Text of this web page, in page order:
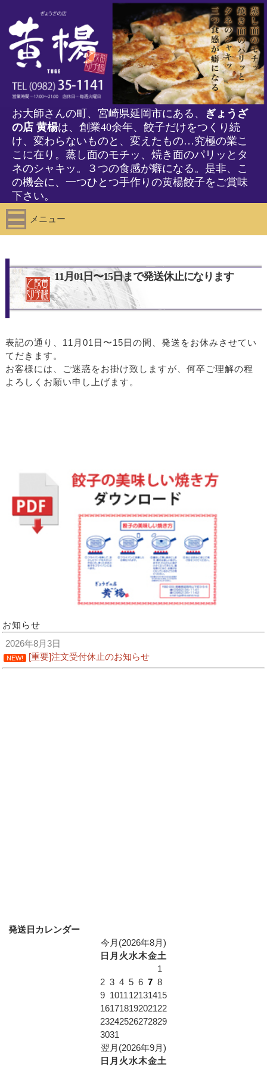
お大師さんの町、宮崎県延岡市にある、 ぎょうざ
の店 黄楊は、創業40余年、餃子だけをつくり続
け、変わらないものと、変えたもの…究極の業こ
こに在り。蒸し面のモチッ、焼き面のパリッとタ
ネのシャキッ。３つの食感が癖になる。是非、こ
の機会に、一つひとつ手作りの黄楊餃子をご賞味
下さい。
メニュー
11月01日〜15日まで発送休止になります
表記の通り、11月01日〜15日の間、発送をお休みさせてい
てだきます。
お客様には、ご迷惑をお掛け致しますが、何卒ご理解の程
よろしくお願い申し上げます。
お知らせ
2026年8月3日
NEW! [重要]注文受付休止のお知らせ
発送日カレンダー
今月(2026年8月)
日 月 火水木金土
1
2 3 4 5 6 7 8
9 101112131415
16171819202122
23242526272829
3031
翌月(2026年9月)
日 月 火水木金土